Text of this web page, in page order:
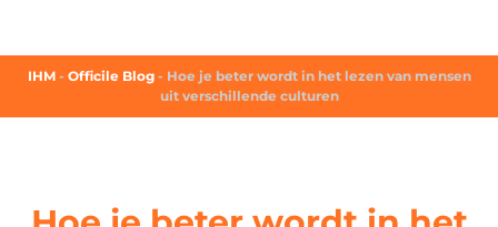
IHM - Officile Blog - Hoe je beter wordt in het lezen van mensen
uit verschillende culturen